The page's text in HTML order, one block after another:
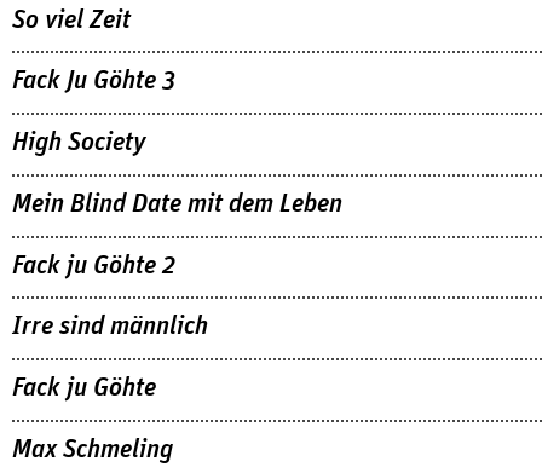
So viel Zeit
Fack Ju Göhte 3
High Society
Mein Blind Date mit dem Leben
Fack ju Göhte 2
Irre sind männlich
Fack ju Göhte
Max Schmeling